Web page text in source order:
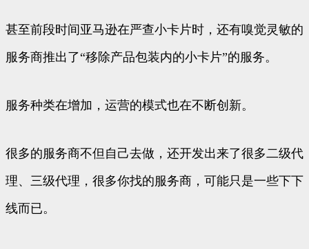
甚至前段时间亚马逊在严查小卡片时，还有嗅觉灵敏的
服务商推出了“移除产品包装内的小卡片”的服务。
服务种类在增加，运营的模式也在不断创新。
很多的服务商不但自己去做，还开发出来了很多二级代
理、三级代理，很多你找的服务商，可能只是一些下下
线而已。